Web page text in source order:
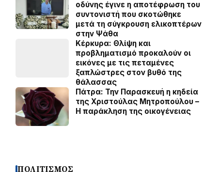
οδύνης έγινε η αποτέφρωση του
συντονιστή που σκοτώθηκε
μετά τη σύγκρουση ελικοπτέρων
στην Ψάθα
Κέρκυρα: Θλίψη και
προβληματισμό προκαλούν οι
εικόνες με τις πεταμένες
ξαπλώστρες στον βυθό της
θάλασσας
Πάτρα: Την Παρασκευή η κηδεία
της Χριστούλας Μητροπούλου –
Η παράκληση της οικογένειας
ΠΟΛΙΤΙΣΜΟΣ